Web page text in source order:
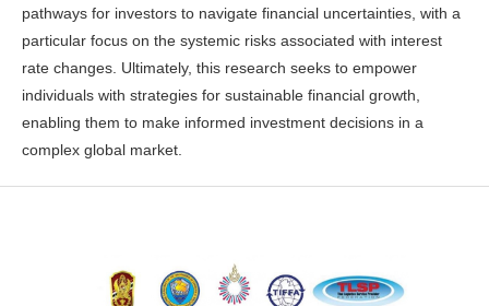
pathways for investors to navigate financial uncertainties, with a
particular focus on the systemic risks associated with interest
rate changes. Ultimately, this research seeks to empower
individuals with strategies for sustainable financial growth,
enabling them to make informed investment decisions in a
complex global market.